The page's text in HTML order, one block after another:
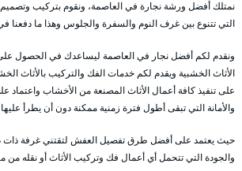
نمتلك أفضل ورشة نجارة في العاصمة، ونقوم بتركيب
التي تتنوع بين غرف النوم والسفرة والجلوس وهذا ما دفعنا
ونقدم لكم أفضل نجار في العاصمة ليساعدك في الحصول
الأثاث الخشبية ويقدم لكم خدمات الفك والتركيب بالأثاث
على تنفيذ كافة أعمال الأثاث المصنعة من الأخشاب واعتماد
والأمانة التي تبقى أطول فترة زمنية ممكنة دون أن يطرأ عليها
حيث يعتمد على أفضل طرق تفصيل العفش لتقتني غرفة ذات
والجودة التي تتحمل أي أعمال فك وتركيب الأثاث أو نقله من